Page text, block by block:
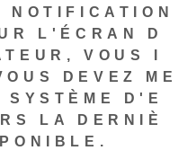
NOTIFICATION
L'ÉCRAN D
VOUS I
DEVEZ ME
D'E
LA DERNIÈ